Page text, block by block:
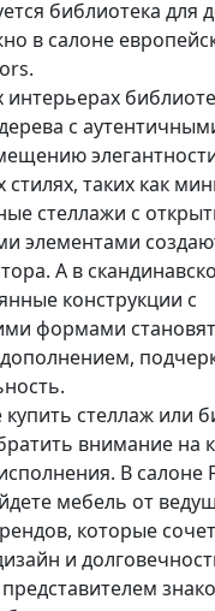
библиотека для
в салоне
интерьерах
с
элегантности
таких как
стеллажи с
элементами
А в
конструкции с
формами
купить стеллаж или
внимание на
В салоне
мебель от
которые
и